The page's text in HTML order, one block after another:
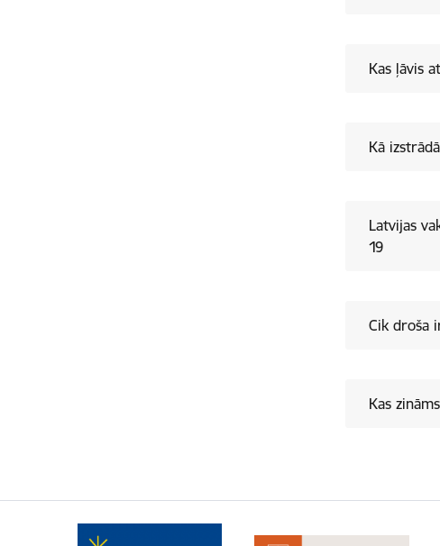
Kas ļāvis
Kā
Latvijas
19
Cik droša
Kas